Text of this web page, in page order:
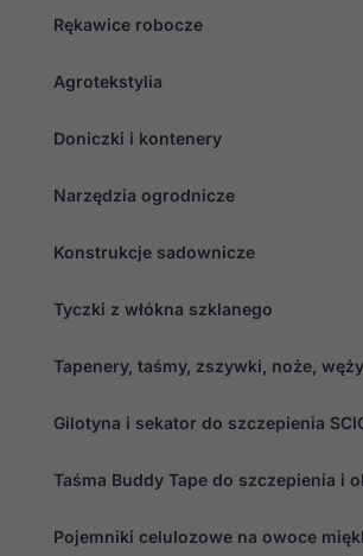
Rękawice robocze
Agrotekstylia
Doniczki i kontenery
Narzędzia ogrodnicze
Konstrukcje sadownicze
Tyczki z włókna szklanego
Tapenery, taśmy, zszywki, noże,
Gilotyna i sekator do szczepienia
Taśma Buddy Tape do szczepienia i
Pojemniki celulozowe na owoce